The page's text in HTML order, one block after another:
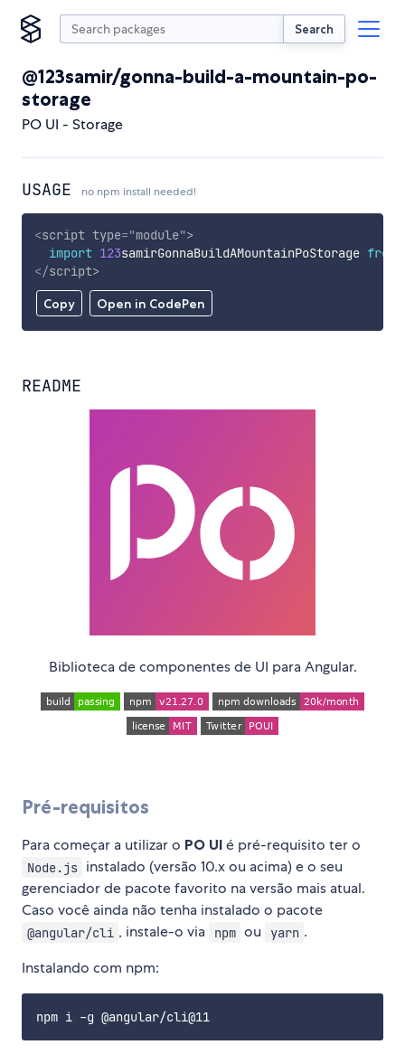
Search
@123samir/gonna-build-a-mountain-po-
storage
PO UI - Storage
USAGE no npm install needed!
Copy Open in CodePen
<script type="module">
import 123samirGonnaBuildAMountainPoStorage from
</script>
README
Biblioteca de componentes de UI para Angular.
Pré-requisitos
Para começar a utilizar o PO UI é pré-requisito ter o
Node.js instalado (versão 10.x ou acima) e o seu
gerenciador de pacote favorito na versão mais atual.
Caso você ainda não tenha instalado o pacote
@angular/cli , instale-o via npm ou yarn .
Instalando com npm: